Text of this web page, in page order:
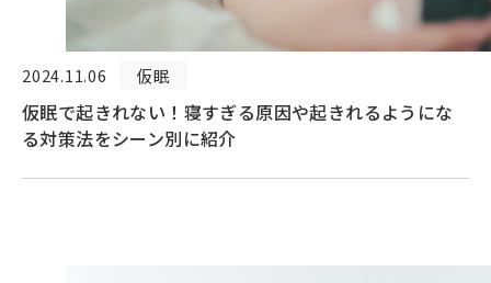
2024.11.06 仮眠
仮眠で起きれない！寝すぎる原因や起きれるようにな
る対策法をシーン別に紹介